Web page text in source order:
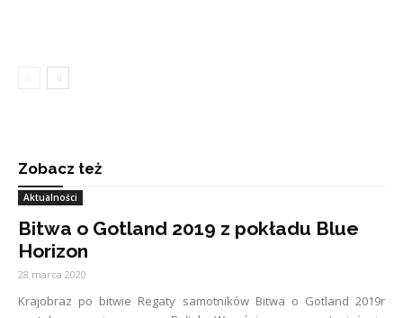
Zobacz też
Aktualności
Bitwa o Gotland 2019 z pokładu Blue
Horizon
28 marca 2020
Krajobraz po bitwie Regaty samotników Bitwa o Gotland 2019r